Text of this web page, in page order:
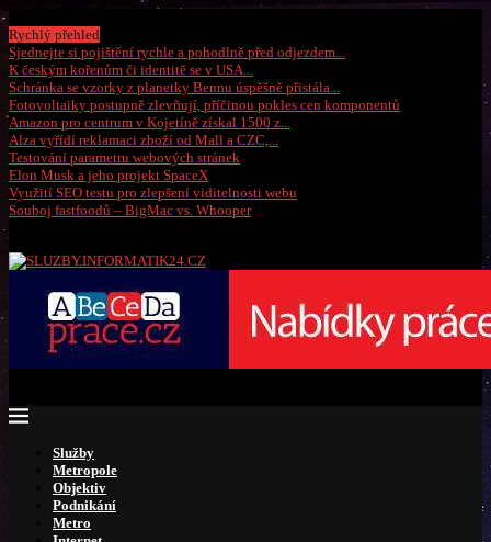
Rychlý přehled
Sjednejte si pojištění rychle a pohodlně před odjezdem...
K českým kořenům či identitě se v USA...
Schránka se vzorky z planetky Bennu úspěšně přistála...
Fotovoltaiky postupně zlevňují, příčinou pokles cen komponentů
Amazon pro centrum v Kojetíně získal 1500 z...
Alza vyřídí reklamaci zboží od Mall a CZC,...
Testování parametru webových stránek
Elon Musk a jeho projekt SpaceX
Využití SEO testu pro zlepšení viditelnosti webu
Souboj fastfoodů – BigMac vs. Whooper
Služby
Metropole
Objektiv
Podnikání
Metro